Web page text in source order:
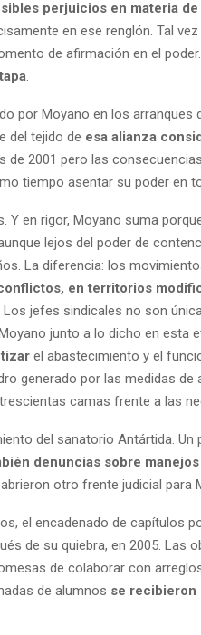
perjuicios en materia de
en ese renglón. Tal
de afirmación en el
.
por Moyano en los arranques
del tejido de esa alianza
de 2001 pero las
tiempo asentar su poder en
en rigor, Moyano suma
lejos del poder de
La diferencia: los
en territorios
Los jefes sindicales no son
junto a lo dicho en esta
el abastecimiento y el
generado por las medidas de
camas frente a las
del sanatorio Antártida. Un
denuncias sobre
otro frente judicial para
el encadenado de capítulos
de su quiebra, en 2005. Las
de colaborar con
de alumnos se recibieron